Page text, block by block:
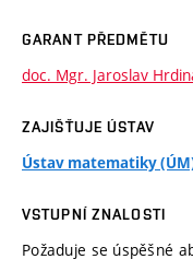
GARANT PŘEDMĚTU
doc. Mgr. Jaroslav
ZAJIŠŤUJE ÚSTAV
Ústav matematiky
VSTUPNÍ ZNALOSTI
Požaduje se úspěšné